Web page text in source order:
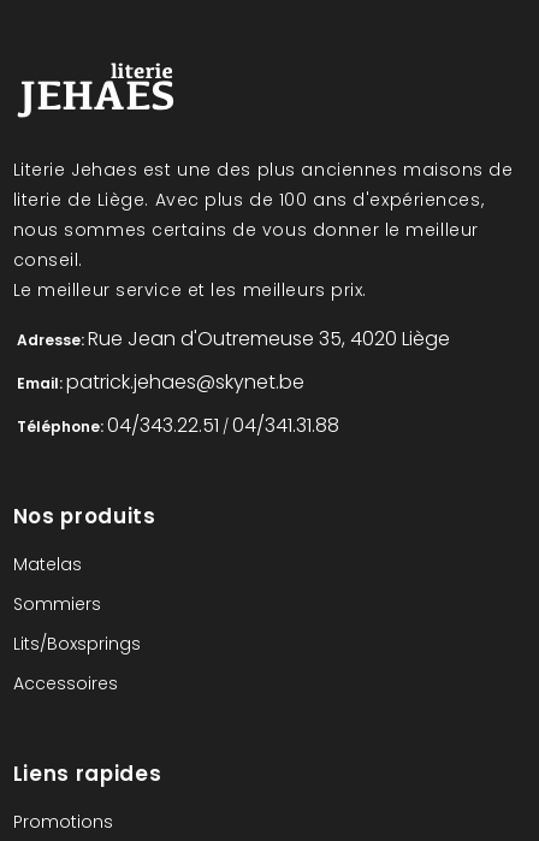
Literie Jehaes est une des plus anciennes maisons de
literie de Liège. Avec plus de 100 ans d'expériences,
nous sommes certains de vous donner le meilleur
conseil.
Le meilleur service et les meilleurs prix.
Adresse: Rue Jean d'Outremeuse 35, 4020 Liège
Email: patrick.jehaes@skynet.be
Téléphone: 04/343.22.51 /04/341.31.88
Nos produits
Matelas
Sommiers
Lits/Boxsprings
Accessoires
Liens rapides
Promotions